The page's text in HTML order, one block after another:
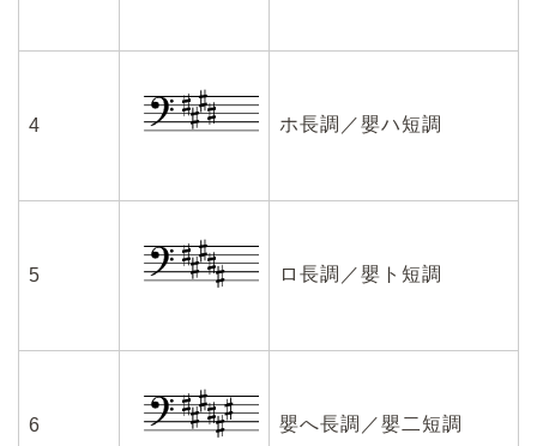
4 ホ長調／嬰ハ短調
5 ロ長調／嬰ト短調
6 嬰へ長調／嬰二短調